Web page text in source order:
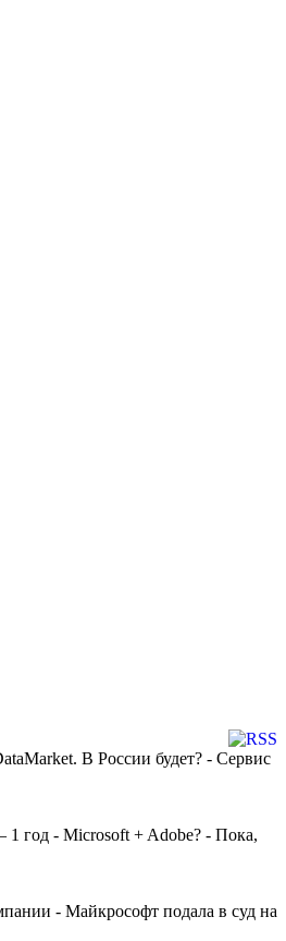
В России будет? - Сервис
год - Microsoft + Adobe? - Пока,
- Майкрософт подала в суд на